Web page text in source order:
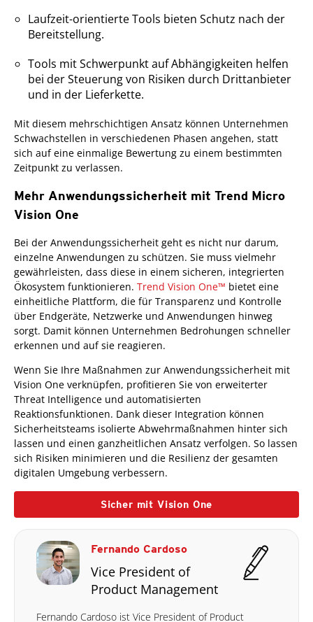
Laufzeit-orientierte Tools bieten Schutz nach der
Bereitstellung.
Tools mit Schwerpunkt auf Abhängigkeiten helfen
bei der Steuerung von Risiken durch Drittanbieter
und in der Lieferkette.
Mit diesem mehrschichtigen Ansatz können Unternehmen
Schwachstellen in verschiedenen Phasen angehen, statt
sich auf eine einmalige Bewertung zu einem bestimmten
Zeitpunkt zu verlassen.
Mehr Anwendungssicherheit mit Trend Micro
Vision One
Bei der Anwendungssicherheit geht es nicht nur darum,
einzelne Anwendungen zu schützen. Sie muss vielmehr
gewährleisten, dass diese in einem sicheren, integrierten
Ökosystem funktionieren. Trend Vision One™
One-Platform
bietet eine
einheitliche Plattform, die für Transparenz und Kontrolle
über Endgeräte, Netzwerke und Anwendungen hinweg
sorgt. Damit können Unternehmen Bedrohungen schneller
erkennen und auf sie reagieren.
Wenn Sie Ihre Maßnahmen zur Anwendungssicherheit mit
Vision One verknüpfen, profitieren Sie von erweiterter
Threat Intelligence und automatisierten
Reaktionsfunktionen. Dank dieser Integration können
Sicherheitsteams isolierte Abwehrmaßnahmen hinter sich
lassen und einen ganzheitlichen Ansatz verfolgen. So lassen
sich Risiken minimieren und die Resilienz der gesamten
digitalen Umgebung verbessern.
Sicher mit Vision One
Fernando Cardoso
Vice President of
Product Management
Fernando Cardoso ist Vice President of Product